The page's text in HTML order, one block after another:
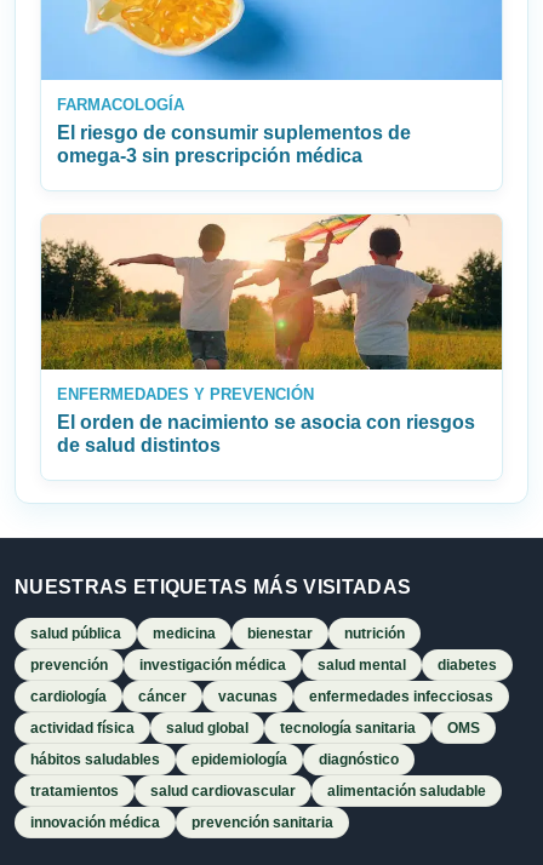
FARMACOLOGÍA
El riesgo de consumir suplementos de
omega‑3 sin prescripción médica
ENFERMEDADES Y PREVENCIÓN
El orden de nacimiento se asocia con riesgos
de salud distintos
NUESTRAS ETIQUETAS MÁS VISITADAS
salud pública medicina bienestar
nutrición
prevención
investigación médica salud mental
diabetes
cardiología
cáncer vacunas
enfermedades infecciosas
actividad física
salud global tecnología sanitaria
OMS
hábitos saludables
epidemiología
diagnóstico
tratamientos
salud cardiovascular
alimentación saludable
innovación médica
prevención sanitaria